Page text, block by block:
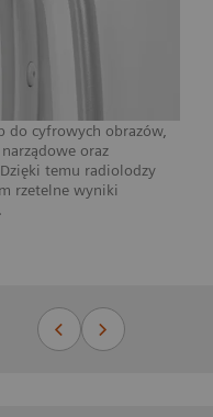
do cyfrowych obrazów,
oraz
temu radiolodzy
rzetelne wyniki